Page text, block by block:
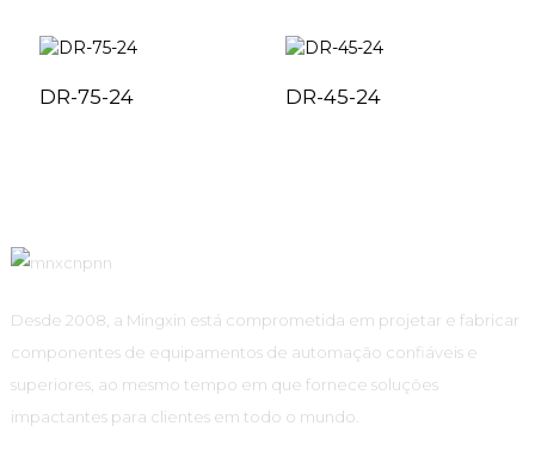
DR-75-24 DR-45-24
Desde 2008, a Mingxin está comprometida em projetar e fabricar
componentes de equipamentos de automação confiáveis ​​e
superiores, ao mesmo tempo em que fornece soluções
impactantes para clientes em todo o mundo.